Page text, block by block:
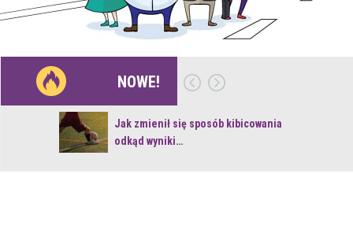
NOWE!
Jak zmienił się sposób kibicowania
odkąd wyniki…